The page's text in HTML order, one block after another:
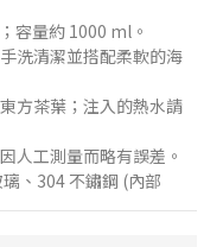
容量約 1000 ml。
洗清潔並搭配柔軟的海
方茶葉；注入的熱水請
人工測量而略有誤差。
、304 不鏽鋼 (內部